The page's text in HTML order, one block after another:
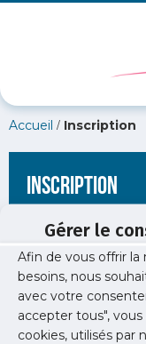
Gérer le
Afin de vous offrir la
besoins, nous
avec votre
accepter tous",
cookies, utilisés par
Accueil / Inscription
Inscription
[wppb-register
redirect_url="https://
specialites/